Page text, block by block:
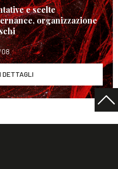
e scelte
organizzazione
08
DETTAGLI